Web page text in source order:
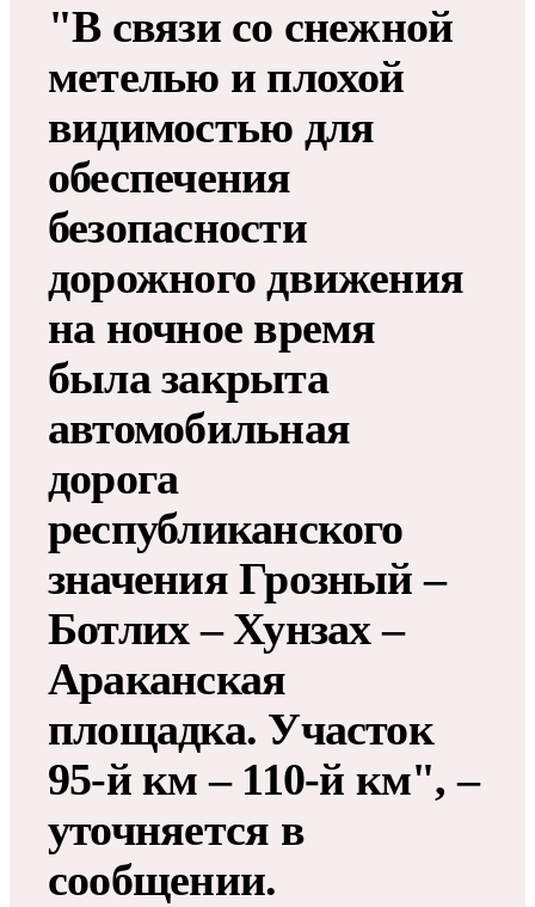
"В связи со снежной
метелью и плохой
видимостью для
обеспечения
безопасности
дорожного движения
на ночное время
была закрыта
автомобильная
дорога
республиканского
значения Грозный –
Ботлих – Хунзах –
Араканская
площадка. Участок
95-й км – 110-й км", –
уточняется в
сообщении.